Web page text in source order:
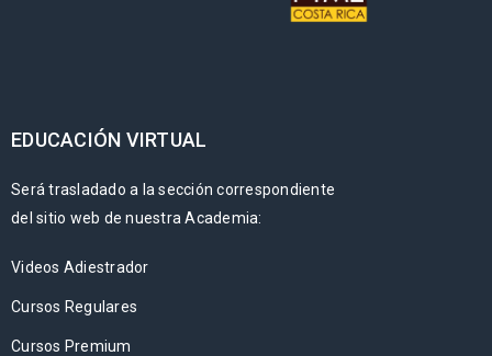
EDUCACIÓN VIRTUAL
Será trasladado a la sección correspondiente
del sitio web de nuestra Academia:
Videos Adiestrador
Cursos Regulares
Cursos Premium